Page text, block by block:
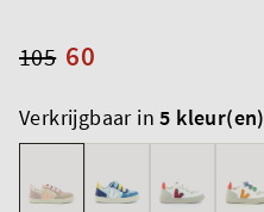
60
105
Verkrijgbaar in5 kleur(en)